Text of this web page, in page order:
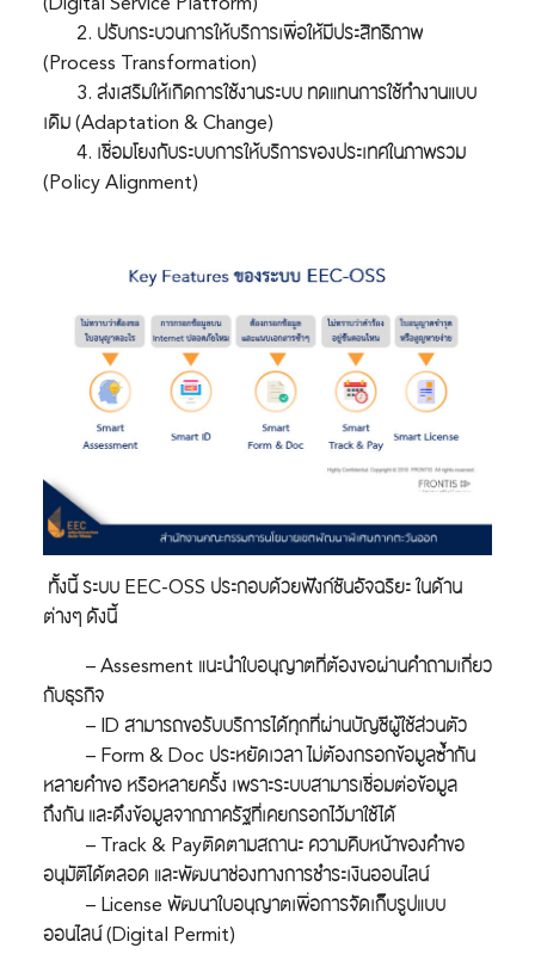
(Digital Service Platform)
2. ปรับกระบวนการให้บริการเพื่อให้มีประสิทธิภาพ
(Process Transformation)
3. ส่งเสริมให้เกิดการใช้งานระบบ ทดแทนการใช้ทำงานแบบ
เดิม (Adaptation & Change)
4. เชื่อมโยงกับระบบการให้บริการของประเทศในภาพรวม
(Policy Alignment)
ทั้งนี้ ระบบ EEC-OSS ประกอบด้วยฟังก์ชันอัจฉริยะ ในด้าน
ต่างๆ ดังนี้
– Assesment แนะนำใบอนุญาตที่ต้องขอผ่านคำถามเกี่ยว
กับธุรกิจ
–
ID สามารถขอรับบริการได้ทุกที่ผ่านบัญชีผู้ใช้ส่วนตัว
– Form & Doc ประหยัดเวลา ไม่ต้องกรอกข้อมูลซ้ำกัน
หลายคำขอ หรือหลายครั้ง เพราะระบบสามารเชื่อมต่อข้อมูล
ถึงกัน และดึงข้อมูลจากภาครัฐที่เคยกรอกไว้มาใช้ได้
– Track & Payติดตามสถานะ ความคืบหน้าของคำขอ
อนุมัติได้ตลอด และพัฒนาช่องทางการชำระเงินออนไลน์
– License พัฒนาใบอนุญาตเพื่อการจัดเก็บรูปแบบ
ออนไลน์ (Digital Permit)